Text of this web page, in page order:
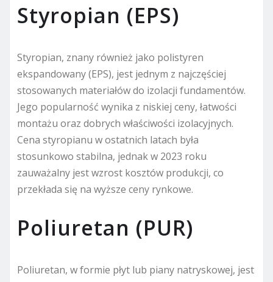
Styropian (EPS)
Styropian, znany również jako polistyren
ekspandowany (EPS), jest jednym z najczęściej
stosowanych materiałów do izolacji fundamentów.
Jego popularność wynika z niskiej ceny, łatwości
montażu oraz dobrych właściwości izolacyjnych.
Cena styropianu w ostatnich latach była
stosunkowo stabilna, jednak w 2023 roku
zauważalny jest wzrost kosztów produkcji, co
przekłada się na wyższe ceny rynkowe.
Poliuretan (PUR)
Poliuretan, w formie płyt lub piany natryskowej, jest